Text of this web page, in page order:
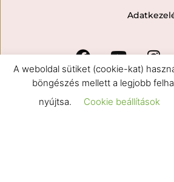
A weboldal sütiket (cookie-kat)
böngészés mellett a legjobb
nyújtsa.
Cookie beállítások